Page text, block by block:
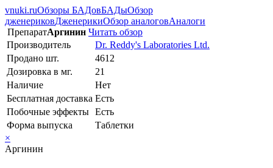
vnuki.ruОбзоры БАДовБАДыОбзор
дженериковДженерикиОбзор аналоговАналоги
ПрепаратАргинин Читать обзор
Производитель
Dr. Reddy's Laboratories Ltd.
Продано шт.
4612
Дозировка в мг.
21
Наличие
Нет
Бесплатная доставка Есть
Побочные эффекты Есть
Форма выпуска
Таблетки
×
Аргинин